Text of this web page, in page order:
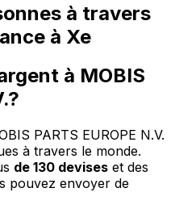
à travers
à Xe
à MOBIS
PARTS EUROPE N.V.
à travers le monde.
de 130 devises et des
pouvez envoyer de